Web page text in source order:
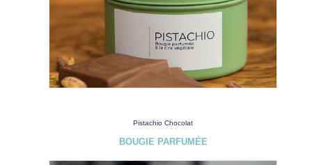
Pistachio Chocolat
BOUGIE PARFUMÉE